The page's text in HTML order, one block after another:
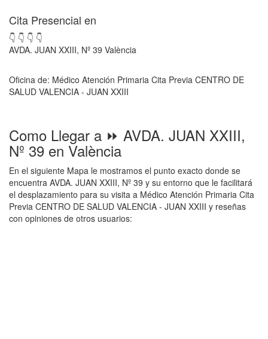
Cita Presencial en
👇 👇 👇 👇
AVDA. JUAN XXIII, Nº 39 València
Oficina de: Médico Atención Primaria Cita Previa CENTRO DE
SALUD VALENCIA - JUAN XXIII
Como Llegar a ⏩ AVDA. JUAN XXIII,
Nº 39 en València
En el siguiente Mapa le mostramos el punto exacto donde se
encuentra AVDA. JUAN XXIII, Nº 39 y su entorno que le facilitará
el desplazamiento para su visita a Médico Atención Primaria Cita
Previa CENTRO DE SALUD VALENCIA - JUAN XXIII y reseñas
con opiniones de otros usuarios: